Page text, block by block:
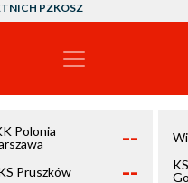
PZKOSZ
Polonia
--
Pruszków --